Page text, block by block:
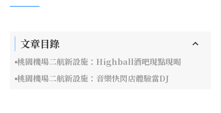
文章目錄
桃園機場二航新設施：Highball酒吧現點現喝
桃園機場二航新設施：音樂快閃店體驗當DJ